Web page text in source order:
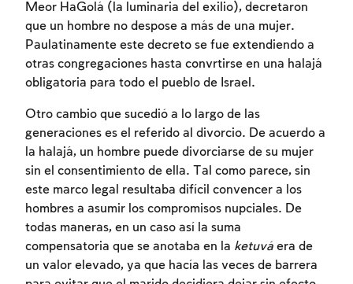
Meor HaGolá (la luminaria del exilio), decretaron
que un hombre no despose a más de una mujer.
Paulatinamente este decreto se fue extendiendo a
otras congregaciones hasta convrtirse en una halajá
obligatoria para todo el pueblo de Israel.
Otro cambio que sucedió a lo largo de las
generaciones es el referido al divorcio. De acuerdo a
la halajá, un hombre puede divorciarse de su mujer
sin el consentimiento de ella. Tal como parece, sin
este marco legal resultaba difícil convencer a los
hombres a asumir los compromisos nupciales. De
todas maneras, en un caso así la suma
compensatoria que se anotaba en la ketuvá era de
un valor elevado, ya que hacía las veces de barrera
Inscripcion requerida
Para marcar lo estudiado debe conectarse
a su cuenta o inscribirse.
Inscripcion Conectarse